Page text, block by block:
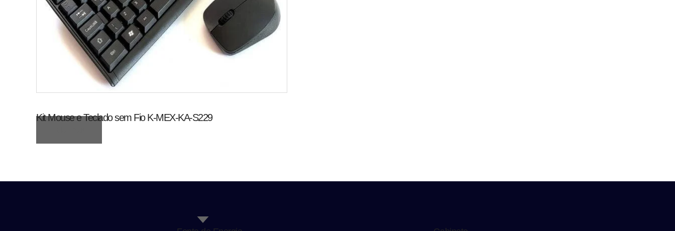
Kit Mouse e Teclado sem Fio K-MEX-KA-S229